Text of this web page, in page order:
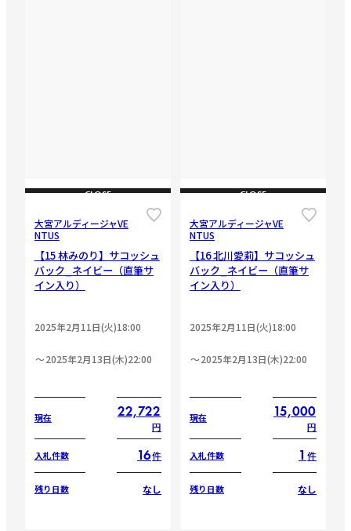
CLOSE
大宮アルディージャVE
NTUS
【15 林みのり】サコッシュ
バック_ネイビー（直筆サ
イン入り）
2025年2月11日(火)18:00
2025年2月13日(木)22:00
現在 22,722
円
入札件数 16件
残り日数 なし
CLOSE
大宮アルディージャVE
NTUS
【16 北川愛莉】サコッシュ
バック_ネイビー（直筆サ
イン入り）
2025年2月11日(火)18:00
2025年2月13日(木)22:00
現在 15,000
円
入札件数 1 件
残り日数 なし